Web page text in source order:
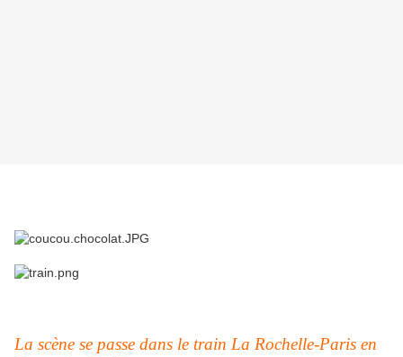
La scène se passe dans le train La Rochelle-Paris en